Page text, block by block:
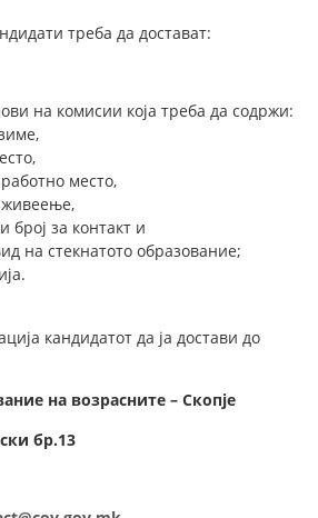
треба да достават:
на комисии која треба да содржи:
место,
број за контакт и
на стекнатото образование;
кандидатот да ја достави до
на возрасните – Скопје
бр.13